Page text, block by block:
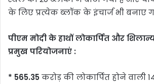
के लिए प्रत्येक ब्लॉक के इंचार्ज भी बनाए
पीएम मोदी के हाथों लोकार्पित और
प्रमुख परियोजनाएं :
* 565.35 करोड़ की लोकार्पित होने वाली